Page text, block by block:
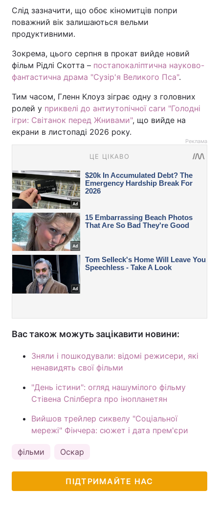
Слід зазначити, що обоє кіномитців попри
поважний вік залишаються вельми
продуктивними.
Зокрема, цього серпня в прокат вийде новий
фільм Рідлі Скотта – постапокаліптична науково-
фантастична драма "Сузір'я Великого Пса".
Тим часом, Гленн Клоуз зіграє одну з головних
ролей у приквелі до антиутопічної саги "Голодні
ігри: Світанок перед Жнивами", що вийде на
екрани в листопаді 2026 року.
Реклама
Вас також можуть зацікавити новини:
Зняли і пошкодували: відомі режисери, які
ненавидять свої фільми
"День істини": огляд нашумілого фільму
Стівена Спілберга про інопланетян
Вийшов трейлер сиквелу "Соціальної
мережі" Фінчера: сюжет і дата прем'єри
фільми Оскар
ПІДТРИМАЙТЕ НАС